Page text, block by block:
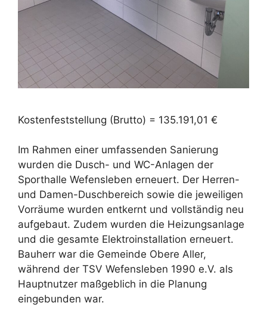
Kostenfeststellung (Brutto) = 135.191,01 €
Im Rahmen einer umfassenden Sanierung
wurden die Dusch- und WC-Anlagen der
Sporthalle Wefensleben erneuert. Der Herren-
und Damen-Duschbereich sowie die jeweiligen
Vorräume wurden entkernt und vollständig neu
aufgebaut. Zudem wurden die Heizungsanlage
und die gesamte Elektroinstallation erneuert.
Bauherr war die Gemeinde Obere Aller,
während der TSV Wefensleben 1990 e.V. als
Hauptnutzer maßgeblich in die Planung
eingebunden war.